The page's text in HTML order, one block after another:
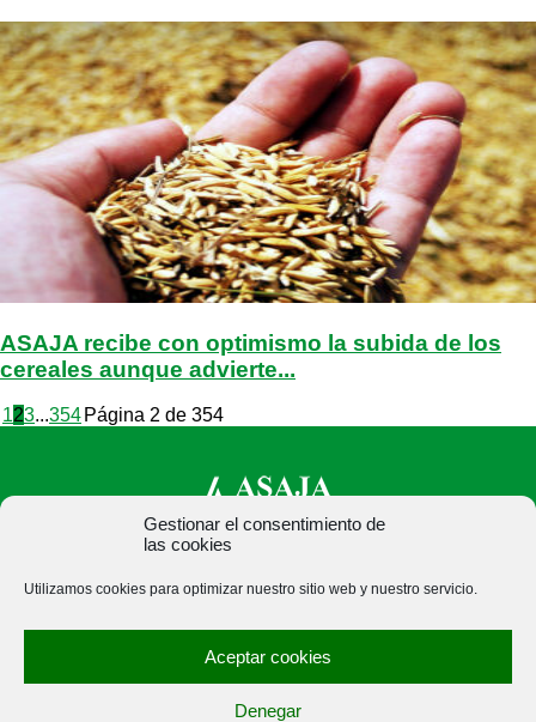
Gestionar el consentimiento de
las cookies
Utilizamos cookies para optimizar nuestro sitio web y nuestro servicio.
Aceptar cookies
Denegar
ASAJA recibe con optimismo la subida de los
cereales aunque advierte...
123...354 Página 2 de 354
España · Tel.: +34 979 752 344 ·
asajapalencia@asajapalencia.com